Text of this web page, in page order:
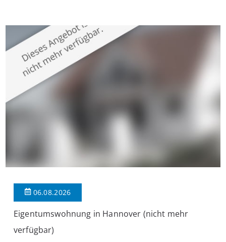
großzügige Räume und eine hochwertige Ausstattung, die
modernen Wohnkomfort mit einem stilvollen Ambiente
verbindet. Der […]
06.08.2026
Eigentumswohnung in Hannover (nicht mehr
verfügbar)